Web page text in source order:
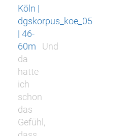
Köln |
dgskorpus_koe_05
| 46-
60m
Und
da
hatte
ich
schon
das
Gefühl,